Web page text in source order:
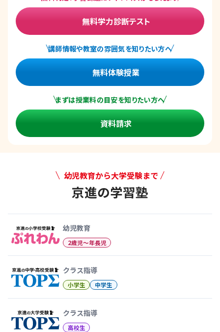
無料学力診断テスト
講師情報や教室の雰囲気を知りたい方へ
無料体験授業
まずは授業料の目安を知りたい方へ
資料請求
幼児教育から大学受験まで
京進の学習塾
幼児教育
2歳児〜年長児
クラス指導
小学生 中学生
クラス指導
高校生